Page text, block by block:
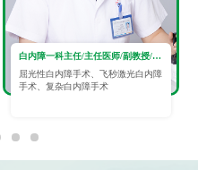
白内障一科主任/主任医师/副教授/眼科学硕士
屈光性白内障手术、飞秒激光白内障
手术、复杂白内障手术